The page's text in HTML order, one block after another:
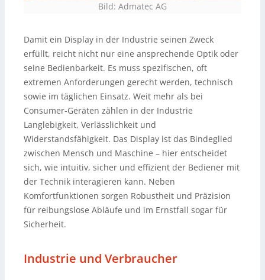
Bild: Admatec AG
Damit ein Display in der Industrie seinen Zweck
erfüllt, reicht nicht nur eine ansprechende Optik oder
seine Bedienbarkeit. Es muss spezifischen, oft
extremen Anforderungen gerecht werden, technisch
sowie im täglichen Einsatz. Weit mehr als bei
Consumer-Geräten zählen in der Industrie
Langlebigkeit, Verlässlichkeit und
Widerstandsfähigkeit. Das Display ist das Bindeglied
zwischen Mensch und Maschine – hier entscheidet
sich, wie intuitiv, sicher und effizient der Bediener mit
der Technik interagieren kann. Neben
Komfortfunktionen sorgen Robustheit und Präzision
für reibungslose Abläufe und im Ernstfall sogar für
Sicherheit.
Industrie und Verbraucher